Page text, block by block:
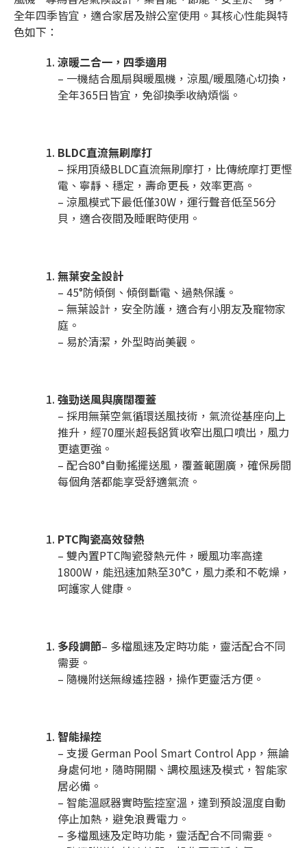
全年四季皆宜，適合家居及辦公室使用。其核心性能與特
色如下：
涼暖二合一，四季適用
– 一機結合風扇與暖風機，涼風/暖風隨心切換，
全年365日皆宜，免卻換季收納煩惱。
BLDC直流無刷摩打
– 採用頂級BLDC直流無刷摩打，比傳統摩打更慳
電、寧靜、穩定，壽命更長，效率更高。
– 涼風模式下最低僅30W，運行聲音低至56分
貝，適合夜間及睡眠時使用。
無葉安全設計
– 45°防傾倒、傾倒斷電、過熱保護。
– 無葉設計，安全防護，適合有小朋友及寵物家
庭。
– 易於清潔，外型時尚美觀。
強勁送風與廣闊覆蓋
– 採用無葉空氣循環送風技術，氣流從基座向上
推升，經70厘米超長鋁質收窄出風口噴出，風力
更遠更強。
– 配合80°自動搖擺送風，覆蓋範圍廣，確保房間
每個角落都能享受舒適氣流。
PTC陶瓷高效發熱
– 雙內置PTC陶瓷發熱元件，暖風功率高達
1800W，能迅速加熱至30°C，風力柔和不乾燥，
呵護家人健康。
多段調節– 多檔風速及定時功能，靈活配合不同
需要。
– 隨機附送無線遙控器，操作更靈活方便。
智能操控
– 支援 German Pool Smart Control App，無論
身處何地，隨時開關、調校風速及模式，智能家
居必備。
– 智能溫感器實時監控室溫，達到預設溫度自動
停止加熱，避免浪費電力。
– 多檔風速及定時功能，靈活配合不同需要。